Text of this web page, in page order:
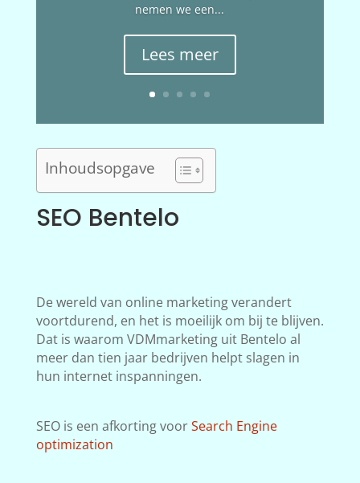
nemen we een...
Lees meer
Inhoudsopgave
SEO Bentelo
De wereld van online marketing verandert
voortdurend, en het is moeilijk om bij te blijven.
Dat is waarom VDMmarketing uit Bentelo al
meer dan tien jaar bedrijven helpt slagen in
hun internet inspanningen.
SEO is een afkorting voorSearch Engine
optimization